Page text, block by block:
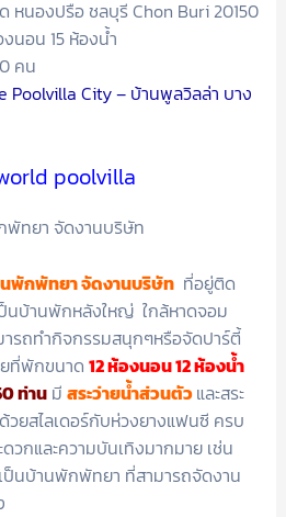
หนองปรือ ชลบุรี Chon Buri 20150
นอน 15 ห้องน้ำ
คน
Poolvilla City – บ้านพูลวิลล่า บาง
poolvilla
พักพัทยา จัดงานบริษัทที่อยู่ติด
ป็นบ้านพักหลังใหญ่ ใกล้หาดจอม
รถทำกิจกรรมสนุกๆหรือจัดปาร์ตี้
ที่พักขนาด 12 ห้องนอน 12 ห้องน้ำ
ท่านมี สระว่ายน้ำส่วนตัวและสระ
ยสไลเดอร์กับห่วงยางแฟนซี ครบ
วกและความบันเทิงมากมาย เช่น
เป็นบ้านพักพัทยา ที่สามารถจัดงาน